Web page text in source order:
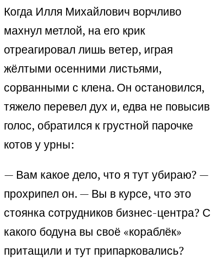
Когда Илля Михайлович ворчливо
махнул метлой, на его крик
отреагировал лишь ветер, играя
жёлтыми осенними листьями,
сорванными с клена. Он остановился,
тяжело перевел дух и, едва не повысив
голос, обратился к грустной парочке
котов у урны:
— Вам какое дело, что я тут убираю? —
прохрипел он. — Вы в курсе, что это
стоянка сотрудников бизнес-центра? С
какого бодуна вы своё «кораблёк»
притащили и тут припарковались?